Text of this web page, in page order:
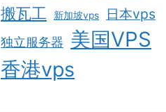
搬瓦工
新加坡vps 日本vps
独立服务器 美国VPS
香港vps